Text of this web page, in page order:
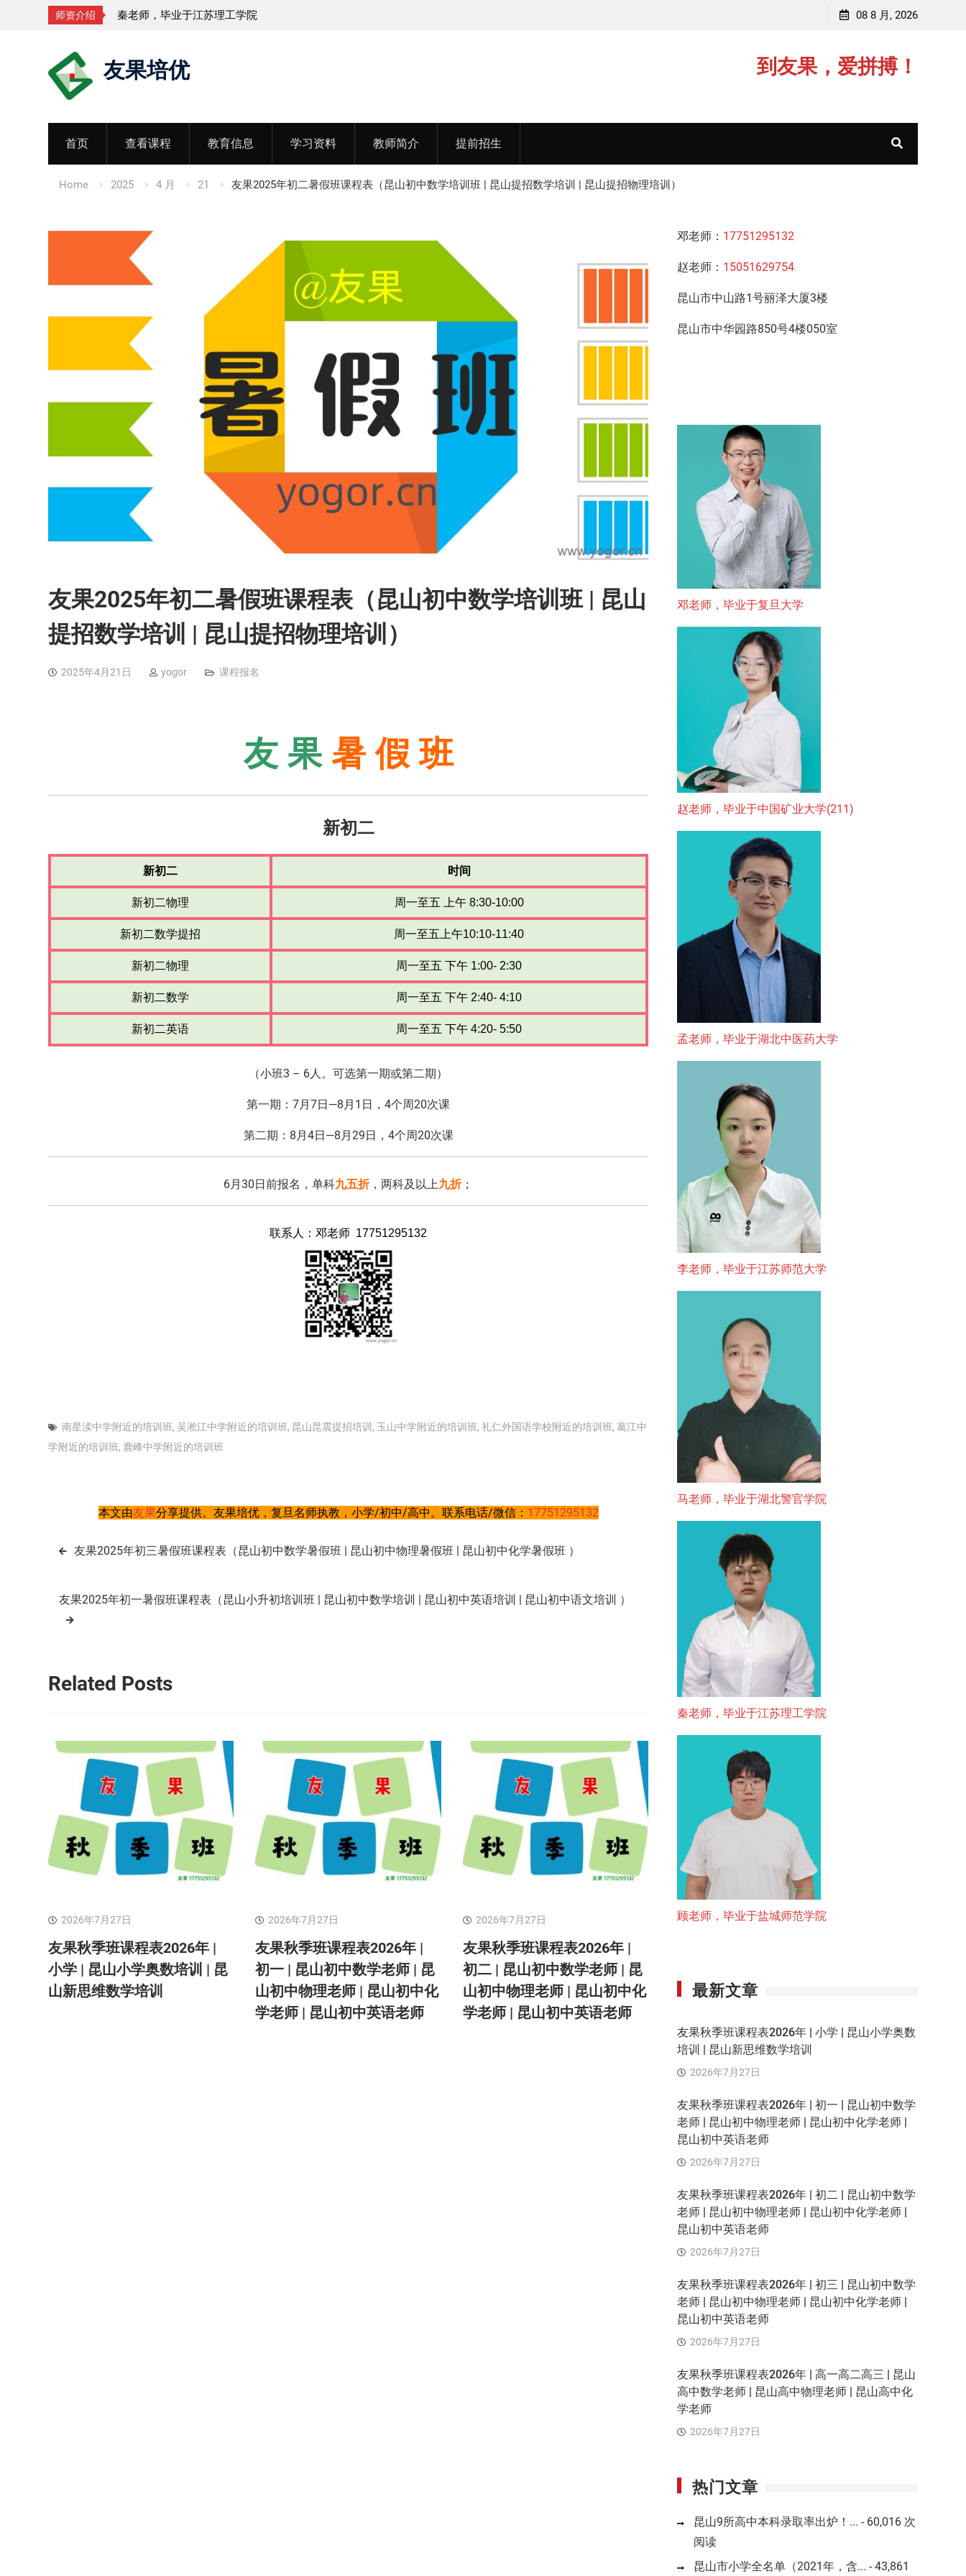
师资介绍 秦老师，毕业于江苏理工学院 08 8 月, 2026
友果培优 到友果，爱拼搏！
首页 查看课程 教育信息 学习资料 教师简介 提前招生
Home 2025 4 月 21 友果2025年初二暑假班课程表（昆山初中数学培训班 | 昆山提招数学培训 | 昆山提招物理培训）
友果2025年初二暑假班课程表（昆山初中数学培训班 | 昆山
提招数学培训 | 昆山提招物理培训）
2025年4月21日 yogor 课程报名
友 果 暑 假 班
新初二
新初二 时间
新初二物理 周一至五 上午 8:30-10:00
新初二数学提招 周一至五上午10:10-11:40
新初二物理 周一至五 下午 1:00- 2:30
新初二数学 周一至五 下午 2:40- 4:10
新初二英语 周一至五 下午 4:20- 5:50
（小班3 – 6人。可选第一期或第二期）
第一期：7月7日—8月1日，4个周20次课
第二期：8月4日—8月29日，4个周20次课
6月30日前报名，单科九五折，两科及以上九折；
联系人：邓老师 17751295132
南星渎中学附近的培训班, 吴淞江中学附近的培训班, 昆山昆震提招培训 , 玉山中学附近的培训班, 礼仁外国语学校附近的培训班, 葛江中
学附近的培训班, 鹿峰中学附近的培训班
本文由友果分享提供。友果培优，复旦名师执教，小学/初中/高中。联系电话/微信： 17751295132
文
导
友果2025年初三暑假班课程表（昆山初中数学暑假班 | 昆山初中物理暑假班 | 昆山初中化学暑假班 ）
友果2025年初一暑假班课程表（昆山小升初培训班 | 昆山初中数学培训 | 昆山初中英语培训 | 昆山初中语文培训 ）
Related Posts
2026年7月27日
友果秋季班课程表2026年 |
小学 | 昆山小学奥数培训 | 昆
山新思维数学培训
2026年7月27日
友果秋季班课程表2026年 |
初一 | 昆山初中数学老师 | 昆
山初中物理老师 | 昆山初中化
学老师 | 昆山初中英语老师
2026年7月27日
友果秋季班课程表2026年 |
初二 | 昆山初中数学老师 | 昆
山初中物理老师 | 昆山初中化
学老师 | 昆山初中英语老师
邓老师： 17751295132
赵老师： 15051629754
昆山市中山路1号丽泽大厦3楼
昆山市中华园路850号4楼050室
邓老师，毕业于复旦大学
赵老师，毕业于中国矿业大学(211)
孟老师，毕业于湖北中医药大学
李老师，毕业于江苏师范大学
马老师，毕业于湖北警官学院
秦老师，毕业于江苏理工学院
顾老师，毕业于盐城师范学院
最新文章
友果秋季班课程表2026年 | 小学 | 昆山小学奥数
培训 | 昆山新思维数学培训
2026年7月27日
友果秋季班课程表2026年 | 初一 | 昆山初中数学
老师 | 昆山初中物理老师 | 昆山初中化学老师 |
昆山初中英语老师
2026年7月27日
友果秋季班课程表2026年 | 初二 | 昆山初中数学
老师 | 昆山初中物理老师 | 昆山初中化学老师 |
昆山初中英语老师
2026年7月27日
友果秋季班课程表2026年 | 初三 | 昆山初中数学
老师 | 昆山初中物理老师 | 昆山初中化学老师 |
昆山初中英语老师
2026年7月27日
友果秋季班课程表2026年 | 高一高二高三 | 昆山
高中数学老师 | 昆山高中物理老师 | 昆山高中化
学老师
2026年7月27日
热门文章
昆山9所高中本科录取率出炉！... - 60,016 次
阅读
昆山市小学全名单（2021年，含... - 43,861